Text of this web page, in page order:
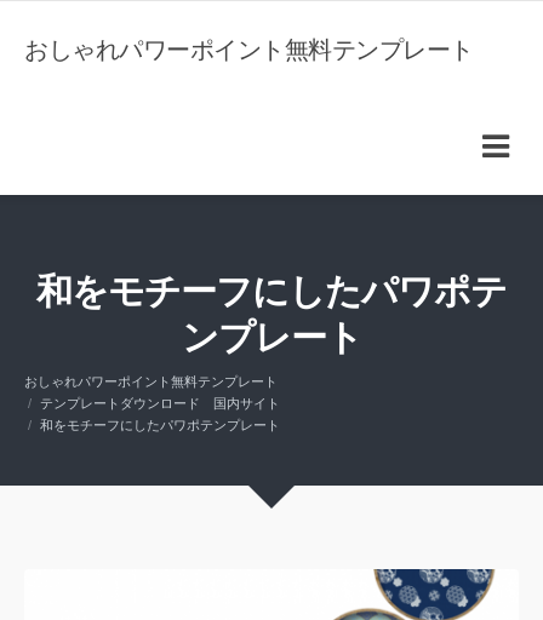
おしゃれパワーポイント無料テンプレート
和をモチーフにしたパワポテ
ンプレート
おしゃれパワーポイント無料テンプレート
テンプレートダウンロード 国内サイト
和をモチーフにしたパワポテンプレート